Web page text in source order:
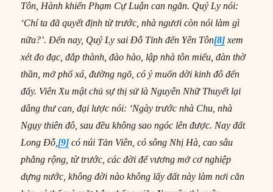
Tôn, Hành khiển Phạm Cự Luận can ngăn. Quý Ly nói:
‘Chí ta đã quyết định từ trước, nhà ngươi còn nói làm gì
nữa?’. Đến nay, Quý Ly sai Đỗ Tỉnh đến Yên Tôn[8] xem
xét đo đạc, đắp thành, đào hào, lập nhà tôn miếu, đàn thờ
thần, mở phốxá, đường ngõ, có ý muốn dời kinh đô đến
đấy. Viên Xu mật chủ sự thị sử là Nguyễn Nhữ Thuyết lại
dâng thư can, đại lược nói: ‘Ngày trước nhà Chu, nhà
Ngụy thiên đô, sau đều không sao ngóc lên được. Nay đất
Long Đỗ, [9] có núi Tản Viên, có sông Nhị Hà, cao sâu
phẳng rộng, từ trước, các đời đế vương mở cơ nghiệp
dựng nước, không đời nào không lấy đất này làm nơi căn